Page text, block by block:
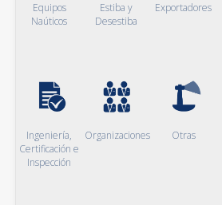
Equipos
Naúticos
Estiba y
Desestiba
Exportadores
Ingeniería,
Certificación e
Inspección
Organizaciones Otras